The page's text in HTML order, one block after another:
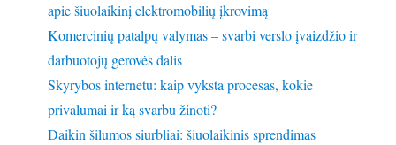
apie šiuolaikinį elektromobilių įkrovimą
Komercinių patalpų valymas – svarbi verslo įvaizdžio ir
darbuotojų gerovės dalis
Skyrybos internetu: kaip vyksta procesas, kokie
privalumai ir ką svarbu žinoti?
Daikin šilumos siurbliai: šiuolaikinis sprendimas